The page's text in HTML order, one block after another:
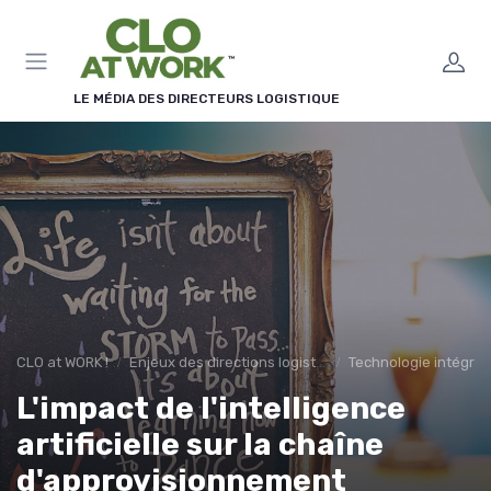
LE MÉDIA DES DIRECTEURS LOGISTIQUE
CLO at WORK ! Enjeux des directions logistiques Technologie intégrée
L'impact de l'intelligence
artificielle sur la chaîne
d'approvisionnement
Panneau de gestion des cookies